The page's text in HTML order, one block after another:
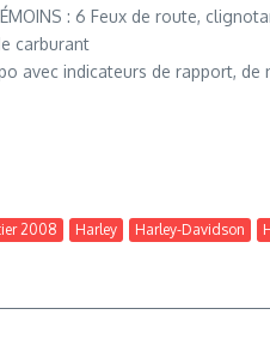
TÉMOINS : 6 Feux de route,
carburant
avec indicateurs de rapport,
2008 Harley Harley-Davidson